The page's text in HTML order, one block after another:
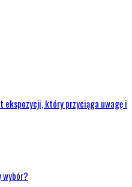
ekspozycji, który przyciąga uwagę i
wybór?